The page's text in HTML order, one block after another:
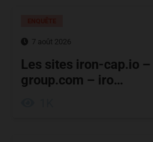
7 août 2026
Les sites iron-cap.io
group.com – iro…